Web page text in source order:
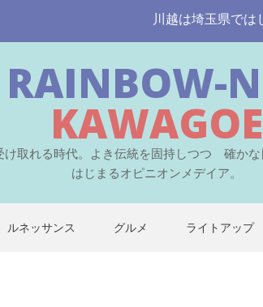
川越は埼玉県ではじめて
RAINBOW-
KAWAGOE
け取れる時代。よき伝統を固持しつつ 確か
はじまるオピニオンメデイア。
ルネッサンス グルメ ライトアップ